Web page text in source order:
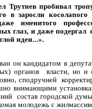
Трутнев пробивал
в заросли
даже именитого
глаз, и даже
идеи...».
он кандидатом в
органов власти, но
сподручней
внимающими
состав городской
молодежь с